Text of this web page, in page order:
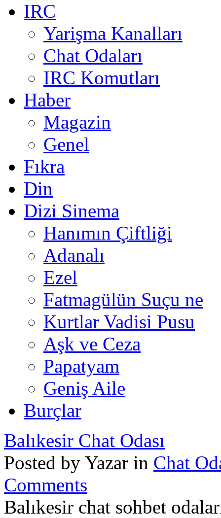
IRC
Yarişma Kanalları
Chat Odaları
IRC Komutları
Haber
Magazin
Genel
Fıkra
Din
Dizi Sinema
Hanımın Çiftliği
Adanalı
Ezel
Fatmagülün Suçu ne
Kurtlar Vadisi Pusu
Aşk ve Ceza
Papatyam
Geniş Aile
Burçlar
Balıkesir Chat Odası
Posted by Yazar in Chat
Comments
Balıkesir chat sohbet